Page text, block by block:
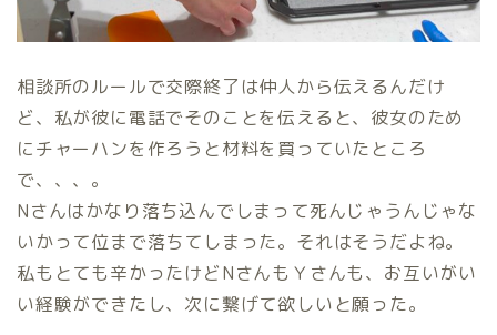
相談所のルールで交際終了は仲人から伝えるんだけ
ど、私が彼に電話でそのことを伝えると、彼女のため
にチャーハンを作ろうと材料を買っていたところ
で、、、。
Nさんはかなり落ち込んでしまって死んじゃうんじゃな
いかって位まで落ちてしまった。それはそうだよね。
私もとても辛かったけどNさんもＹさんも、お互いがい
い経験ができたし、次に繋げて欲しいと願った。